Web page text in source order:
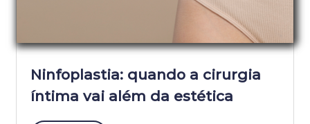
Ninfoplastia: quando a cirurgia
íntima vai além da estética